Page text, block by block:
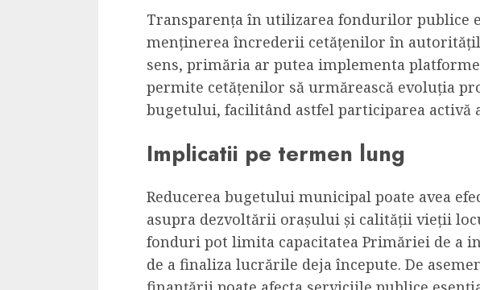
Transparența în utilizarea fondurilor publice
menținerea încrederii cetățenilor în
sens, primăria ar putea implementa
permite cetățenilor să urmărească evoluția
bugetului, facilitând astfel participarea activă
Implicatii pe termen lung
Reducerea bugetului municipal poate avea
asupra dezvoltării orașului și calității vieții
fonduri pot limita capacitatea Primăriei de a
de a finaliza lucrările deja începute. De